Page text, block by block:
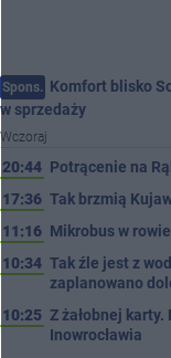
Spons. Komfort blisko
w sprzedaży
Wczoraj
20:44 Potrącenie na
17:36 Tak brzmią
11:16 Mikrobus w
10:34 Tak źle jest z
zaplanowano
10:25 Z żałobnej
Inowrocławia